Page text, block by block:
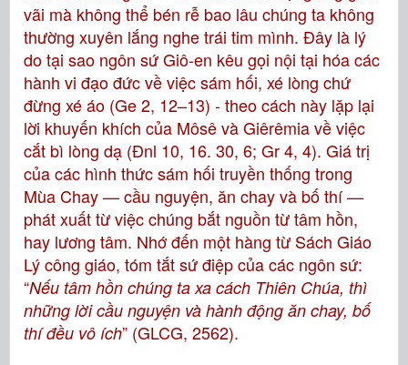
vãi mà không thể bén rễ bao lâu chúng ta không
thường xuyên lắng nghe trái tim mình. Đây là lý
do tại sao ngôn sứ Giô-en kêu gọi nội tại hóa các
hành vi đạo đức về việc sám hối, xé lòng chứ
đừng xé áo (Ge 2, 12–13) - theo cách này lặp lại
lời khuyến khích của Môsê và Giêrêmia về việc
cắt bì lòng dạ (Đnl 10, 16. 30, 6; Gr 4, 4). Giá trị
của các hình thức sám hối truyền thống trong
Mùa Chay — cầu nguyện, ăn chay và bố thí —
phát xuất từ việc chúng bắt nguồn từ tâm hồn,
hay lương tâm. Nhớ đến một hàng từ Sách Giáo
Lý công giáo, tóm tắt sứ điệp của các ngôn sứ:
“Nếu tâm hồn chúng ta xa cách Thiên Chúa, thì
những lời cầu nguyện và hành động ăn chay, bố
thí đều vô ích” (GLCG, 2562).